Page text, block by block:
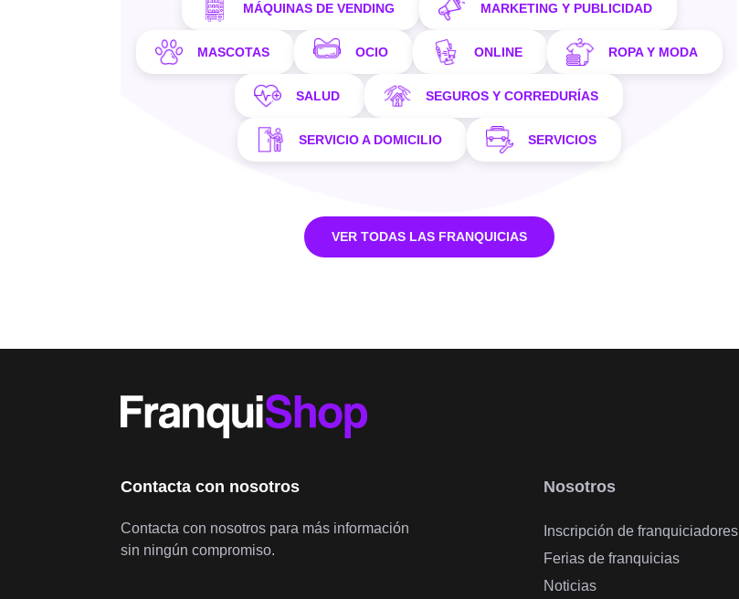
MÁQUINAS DE VENDING MARKETING Y PUBLICIDAD
MASCOTAS OCIO ONLINE ROPA Y MODA
SALUD SEGUROS Y CORREDURÍAS
SERVICIO A DOMICILIO SERVICIOS
VER TODAS LAS FRANQUICIAS
Contacta con nosotros
Contacta con nosotros para más información
sin ningún compromiso.
Nosotros
Inscripción de franquiciadores
Ferias de franquicias
Noticias